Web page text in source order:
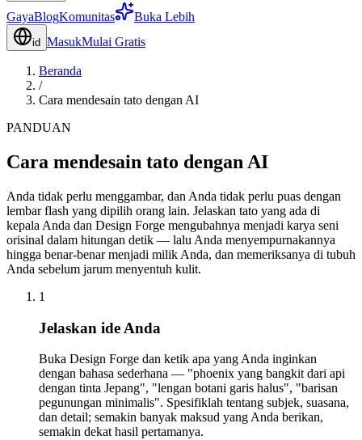
GayaBlogKomunitas Buka Lebih
id MasukMulai Gratis
Beranda
/
Cara mendesain tato dengan AI
PANDUAN
Cara mendesain tato dengan AI
Anda tidak perlu menggambar, dan Anda tidak perlu puas dengan
lembar flash yang dipilih orang lain. Jelaskan tato yang ada di
kepala Anda dan Design Forge mengubahnya menjadi karya seni
orisinal dalam hitungan detik — lalu Anda menyempurnakannya
hingga benar-benar menjadi milik Anda, dan memeriksanya di tubuh
Anda sebelum jarum menyentuh kulit.
1
Jelaskan ide Anda
Buka Design Forge dan ketik apa yang Anda inginkan
dengan bahasa sederhana — "phoenix yang bangkit dari api
dengan tinta Jepang", "lengan botani garis halus", "barisan
pegunungan minimalis". Spesifiklah tentang subjek, suasana,
dan detail; semakin banyak maksud yang Anda berikan,
semakin dekat hasil pertamanya.